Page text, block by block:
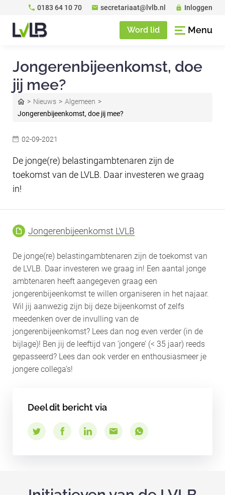
0183 64 10 70 secretariaat@lvlb.nl Inloggen
Word lid Menu
Jongerenbijeenkomst, doe
jij mee?
Nieuws
Algemeen
Jongerenbijeenkomst, doe jij mee?
02-09-2021
De jonge(re) belastingambtenaren zijn de
toekomst van de LVLB. Daar investeren we graag
in!
Jongerenbijeenkomst LVLB
De jonge(re) belastingambtenaren zijn de toekomst van
de LVLB. Daar investeren we graag in! Een aantal jonge
ambtenaren heeft aangegeven graag een
jongerenbijeenkomst te willen organiseren in het najaar.
Wil jij aanwezig zijn bij deze bijeenkomst of zelfs
meedenken over de invulling van de
jongerenbijeenkomst? Lees dan nog even verder (in de
bijlage)! Ben jij de leeftijd van ‘jongere’ (< 35 jaar) reeds
gepasseerd? Lees dan ook verder en enthousiasmeer je
jongere collega’s!
Deel dit bericht via